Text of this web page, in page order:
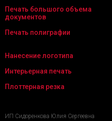
Печать большого объема
документов
Печать полиграфии
Нанесение логотипа
Интерьерная печать
Плоттерная резка
ИП Сидоренкова Юлия Сергеевна